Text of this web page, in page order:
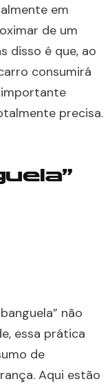
em
de um
disso é que, ao
consumirá
importante
precisa.
não
essa prática
de
Aqui estão